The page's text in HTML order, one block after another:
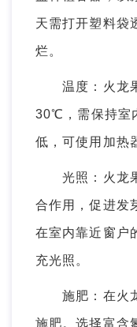
天需打开塑料袋
烂。
温度：火龙果
30℃，需保持室
低，可使用加热
光照：火龙果
合作用，促进发
在室内靠近窗户
充光照。
施肥：在火龙
施肥。选择富含